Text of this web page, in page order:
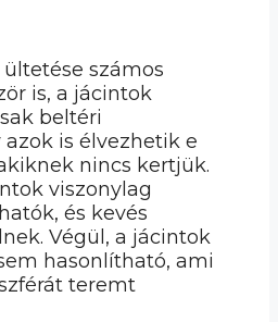
számos
is, a jácintok
beltéri
is élvezhetik e
nincs kertjük.
viszonylag
és kevés
Végül, a jácintok
hasonlítható, ami
teremt